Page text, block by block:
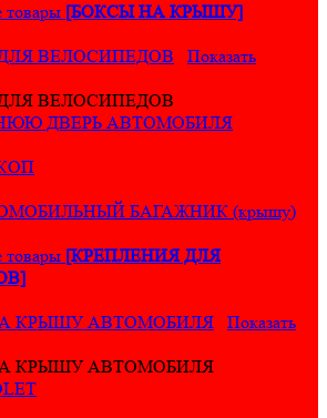
товары [БОКСЫ НА КРЫШУ]
ВЕЛОСИПЕДОВ
Показать
ВЕЛОСИПЕДОВ
ДВЕРЬ АВТОМОБИЛЯ
БАГАЖНИК (крышу)
товары [КРЕПЛЕНИЯ ДЛЯ
КРЫШУ АВТОМОБИЛЯ
Показать
КРЫШУ АВТОМОБИЛЯ